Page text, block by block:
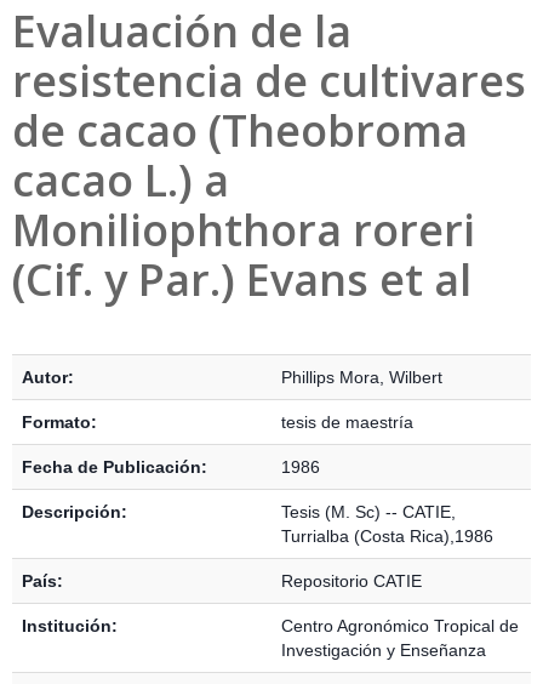
Evaluación de la
resistencia de cultivares
de cacao (Theobroma
cacao L.) a
Moniliophthora roreri
(Cif. y Par.) Evans et al
Autor: Phillips Mora, Wilbert
Formato: tesis de maestría
Fecha de Publicación: 1986
Descripción:
Tesis (M. Sc) -- CATIE,
Turrialba (Costa Rica),1986
País: Repositorio CATIE
Institución:
Centro Agronómico Tropical de
Investigación y Enseñanza